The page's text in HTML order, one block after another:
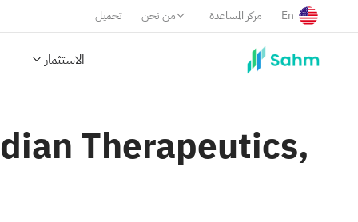
تحميل من نحن مركز المساعدة En
الاستثمار
Therapeutics,